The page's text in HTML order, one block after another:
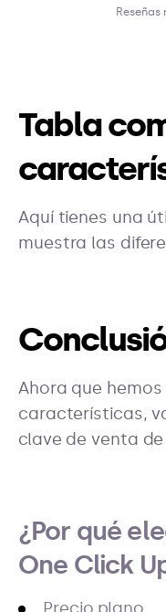
Tabla
Aquí tienes una
muestra las
Ahora que
características,
clave de venta
¿Por qué
One Click